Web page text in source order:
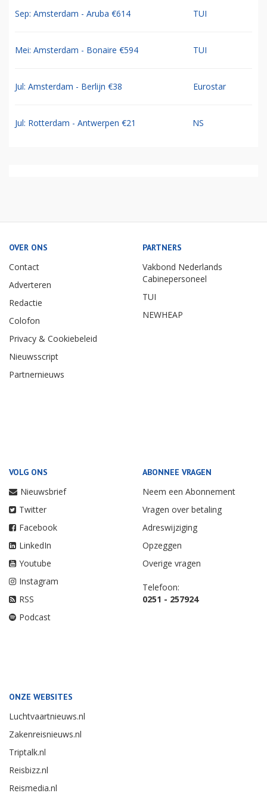
Sep: Amsterdam - Aruba €614 TUI
Mei: Amsterdam - Bonaire €594 TUI
Jul: Amsterdam - Berlijn €38 Eurostar
Jul: Rotterdam - Antwerpen €21 NS
OVER ONS
Contact
Adverteren
Redactie
Colofon
Privacy & Cookiebeleid
Nieuwsscript
Partnernieuws
PARTNERS
Vakbond Nederlands
Cabinepersoneel
TUI
NEWHEAP
VOLG ONS
Nieuwsbrief
Twitter
Facebook
LinkedIn
Youtube
Instagram
RSS
Podcast
ABONNEE VRAGEN
Neem een Abonnement
Vragen over betaling
Adreswijziging
Opzeggen
Overige vragen
Telefoon:
0251 - 257924
ONZE WEBSITES
Luchtvaartnieuws.nl
Zakenreisnieuws.nl
Triptalk.nl
Reisbizz.nl
Reismedia.nl